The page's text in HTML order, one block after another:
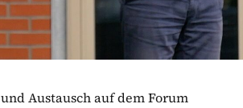
Austausch auf dem Forum